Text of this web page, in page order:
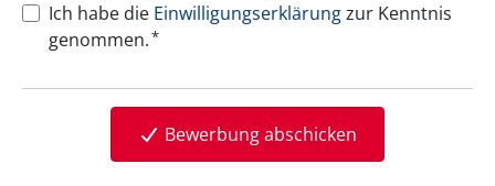
Ich habe die Einwilligungserklärungzur Kenntnis
genommen.*
Bewerbung abschicken